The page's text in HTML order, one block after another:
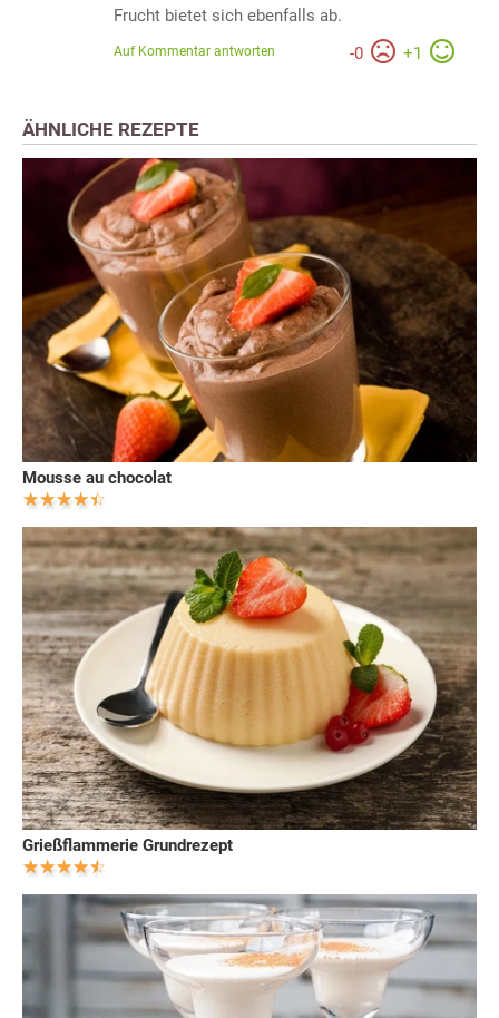
Frucht bietet sich ebenfalls ab.
-0 +1
Auf Kommentar antworten
ÄHNLICHE REZEPTE
Mousse au chocolat
Grießflammerie Grundrezept